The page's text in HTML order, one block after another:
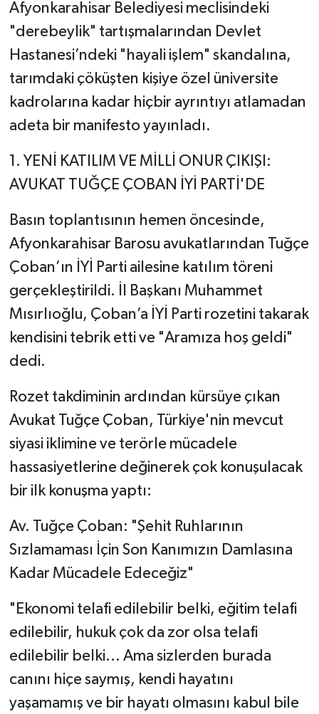
Afyonkarahisar Belediyesi meclisindeki
"derebeylik" tartışmalarından Devlet
Hastanesi’ndeki "hayali işlem" skandalına,
tarımdaki çöküşten kişiye özel üniversite
kadrolarına kadar hiçbir ayrıntıyı atlamadan
adeta bir manifesto yayınladı.
​1. YENİ KATILIM VE MİLLİ ONUR ÇIKIŞI:
AVUKAT TUĞÇE ÇOBAN İYİ PARTİ'DE
​Basın toplantısının hemen öncesinde,
Afyonkarahisar Barosu avukatlarından Tuğçe
Çoban’ın İYİ Parti ailesine katılım töreni
gerçekleştirildi. İl Başkanı Muhammet
Mısırlıoğlu, Çoban’a İYİ Parti rozetini takarak
kendisini tebrik etti ve "Aramıza hoş geldi"
dedi.
​Rozet takdiminin ardından kürsüye çıkan
Avukat Tuğçe Çoban, Türkiye'nin mevcut
siyasi iklimine ve terörle mücadele
hassasiyetlerine değinerek çok konuşulacak
bir ilk konuşma yaptı:
​Av. Tuğçe Çoban: "Şehit Ruhlarının
Sızlamaması İçin Son Kanımızın Damlasına
Kadar Mücadele Edeceğiz"
​"Ekonomi telafi edilebilir belki, eğitim telafi
edilebilir, hukuk çok da zor olsa telafi
edilebilir belki... Ama sizlerden burada
canını hiçe saymış, kendi hayatını
yaşamamış ve bir hayatı olmasını kabul bile